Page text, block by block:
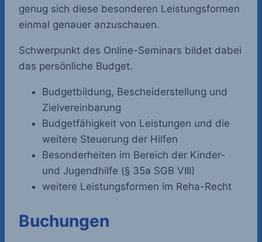
genug sich diese besonderen Leistungsformen
einmal genauer anzuschauen.
Schwerpunkt des Online-Seminars bildet dabei
das persönliche Budget.
Budgetbildung, Bescheiderstellung und
Zielvereinbarung
Budgetfähigkeit von Leistungen und die
weitere Steuerung der Hilfen
Besonderheiten im Bereich der Kinder-
und Jugendhilfe (§ 35a SGB VIII)
weitere Leistungsformen im Reha-Recht
Buchungen